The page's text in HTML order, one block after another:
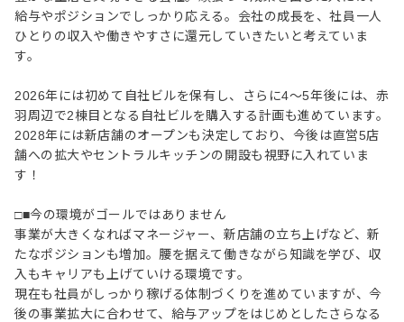
給与やポジションでしっかり応える。会社の成長を、社員一人
ひとりの収入や働きやすさに還元していきたいと考えていま
す。
2026年には初めて自社ビルを保有し、さらに4～5年後には、赤
羽周辺で2棟目となる自社ビルを購入する計画も進めています。
2028年には新店舗のオープンも決定しており、今後は直営5店
舗への拡大やセントラルキッチンの開設も視野に入れていま
す！
□■今の環境がゴールではありません
事業が大きくなればマネージャー、新店舗の立ち上げなど、新
たなポジションも増加。腰を据えて働きながら知識を学び、収
入もキャリアも上げていける環境です。
現在も社員がしっかり稼げる体制づくりを進めていますが、今
後の事業拡大に合わせて、給与アップをはじめとしたさらなる